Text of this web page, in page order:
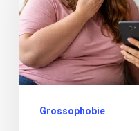
vidéo
TikTok
grossophobe
et
Grossophobie